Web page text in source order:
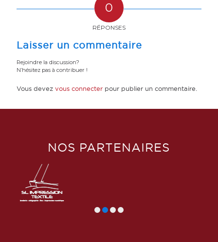
0
RÉPONSES
Laisser un commentaire
Rejoindre la discussion?
N’hésitez pas à contribuer !
Vous devez vous connecterpour publier un commentaire.
NOS PARTENAIRES